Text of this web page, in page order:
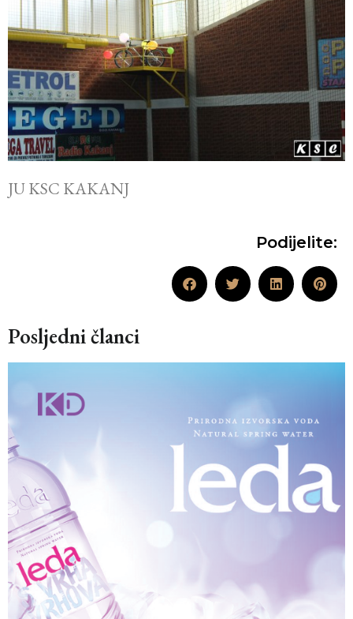
JU KSC KAKANJ
Podijelite:
Posljedni članci